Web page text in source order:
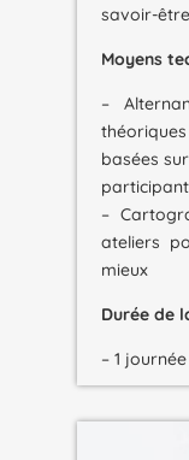
savoir-
Moyens
–
basées
–
ateliers
mieux
Durée de
– 1 journée